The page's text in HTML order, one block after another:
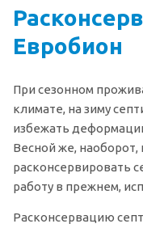
Евробион
При сезонном
климате, на зиму
избежать
Весной же,
расконсервировать
работу в прежнем,
Расконсервацию